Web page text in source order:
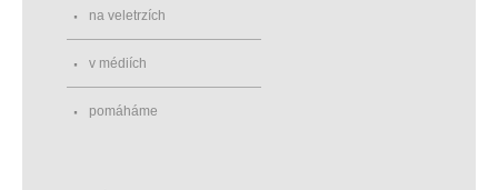
na veletrzích
v médiích
pomáháme